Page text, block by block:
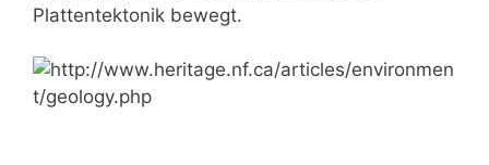
Plattentektonik bewegt.